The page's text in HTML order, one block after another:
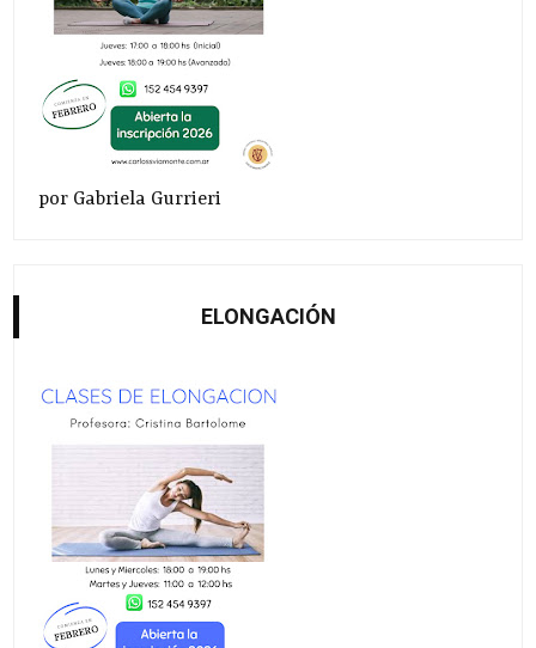
por Gabriela Gurrieri
ELONGACIÓN